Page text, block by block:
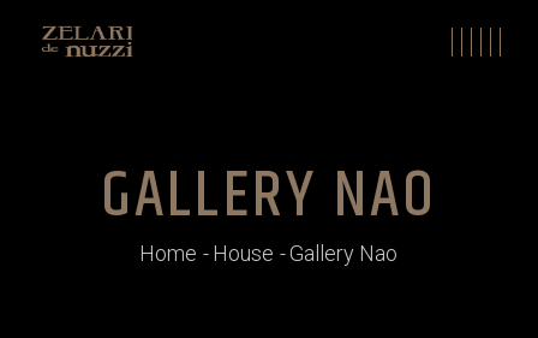
GALLERY NAO
Home House Gallery Nao